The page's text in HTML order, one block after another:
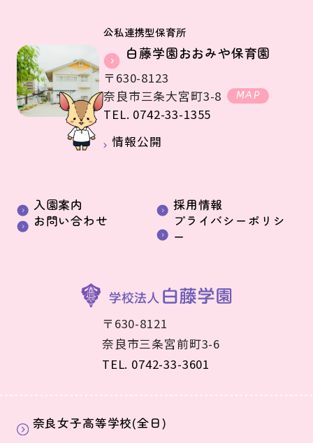
公私連携型保育所
白藤学園おおみや保育園
〒630-8123
奈良市三条大宮町3-8
MAP
TEL. 0742-33-1355
情報公開
〒630-8121
奈良市三条宮前町3-6
TEL. 0742-33-3601
入園案内
採用情報
お問い合わせ
プライバシーポリシ
ー
奈良女子高等学校(全日)